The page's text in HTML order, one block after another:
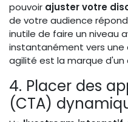
pouvoir ajuster votre
de votre audience
inutile de faire un niveau
instantanément vers
agilité est la marque
4. Placer des
(CTA)